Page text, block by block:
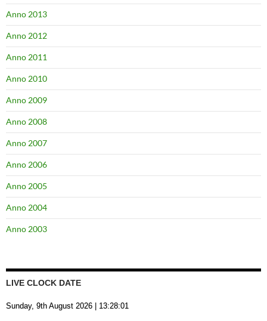
Anno 2013
Anno 2012
Anno 2011
Anno 2010
Anno 2009
Anno 2008
Anno 2007
Anno 2006
Anno 2005
Anno 2004
Anno 2003
LIVE CLOCK DATE
Sunday, 9th August 2026 | 13:28:02